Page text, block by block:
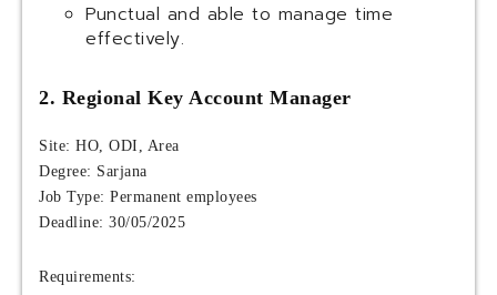
Punctual and able to manage time
effectively.
2. Regional Key Account Manager
Site: HO, ODI, Area
Degree: Sarjana
Job Type: Permanent employees
Deadline: 30/05/2025
Requirements: